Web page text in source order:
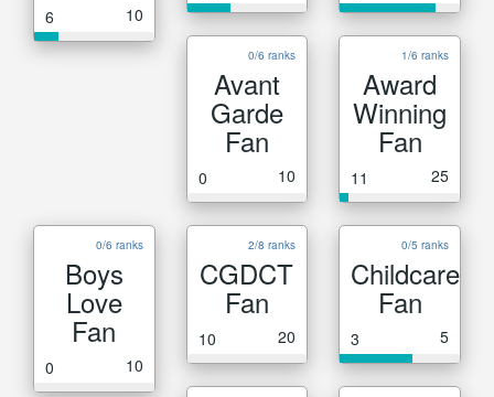
6 10
0/6 ranks
Avant
Garde
Fan
0 10
1/6 ranks
Award
Winning
Fan
11 25
0/6 ranks
Boys
Love
Fan
0 10
2/8 ranks
CGDCT
Fan
10 20
0/5 ranks
Childcare
Fan
3 5